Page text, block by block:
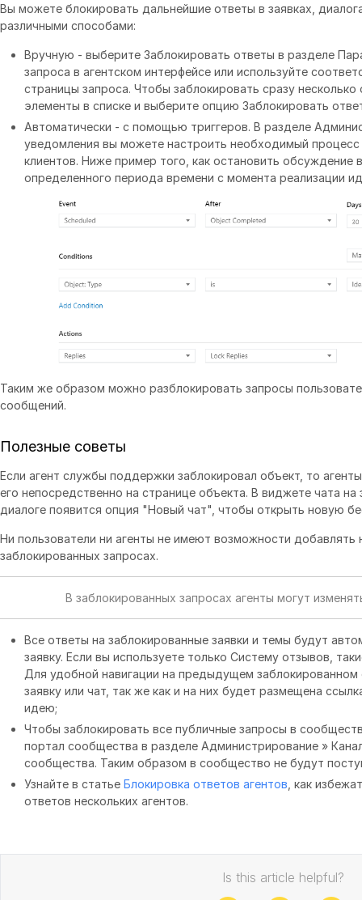
Вы можете блокировать дальнейшие ответы в заявках,
различными способами:
Вручную - выберите Заблокировать ответы в разделе
запроса в агентском интерфейсе или используйте
страницы запроса. Чтобы заблокировать сразу
элементы в списке и выберите опцию Заблокировать
Автоматически - с помощью триггеров. В разделе
уведомления вы можете настроить необходимый процесс
клиентов. Ниже пример того, как остановить обсуждение
определенного периода времени с момента реализации
Таким же образом можно разблокировать запросы
сообщений.
Полезные советы
Если агент службы поддержки заблокировал объект, то
его непосредственно на странице объекта. В виджете чата на
диалоге появится опция "Новый чат", чтобы открыть новую
Ни пользователи ни агенты не имеют возможности добавлять
заблокированных запросах.
В заблокированных запросах агенты могут
Все ответы на заблокированные заявки и темы будут
заявку. Если вы используете только Систему отзывов,
Для удобной навигации на предыдущем
заявку или чат, так же как и на них будет размещена
идею;
Чтобы заблокировать все публичные запросы в
портал сообщества в разделе Администрирование »
сообщества. Таким образом в сообщество не будут
Узнайте в статье Блокировка ответов агентов , как
ответов нескольких агентов.
Is this article helpful?